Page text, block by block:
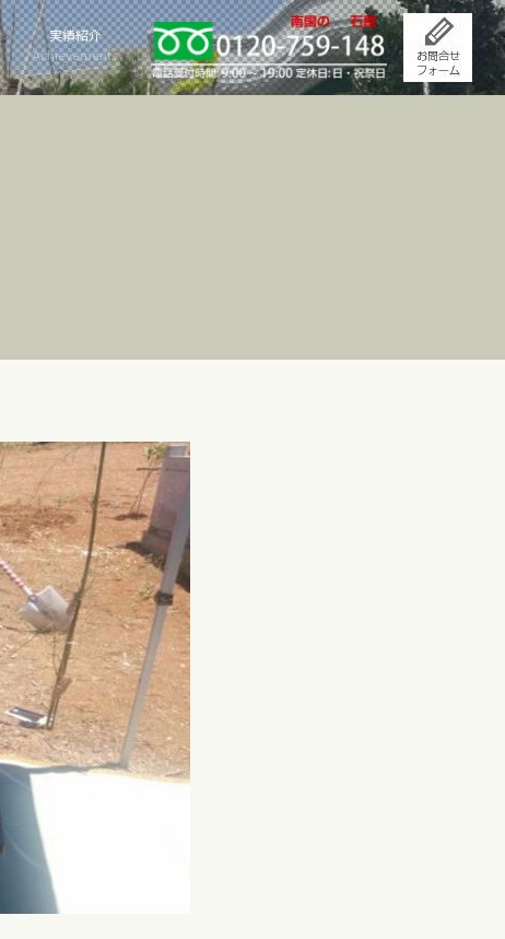
実績紹介
Achievements